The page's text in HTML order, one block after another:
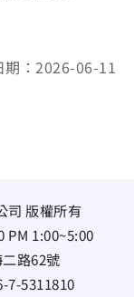
期：2026-06-11
司 版權所有
PM 1:00~5:00
路62號
7-5311810